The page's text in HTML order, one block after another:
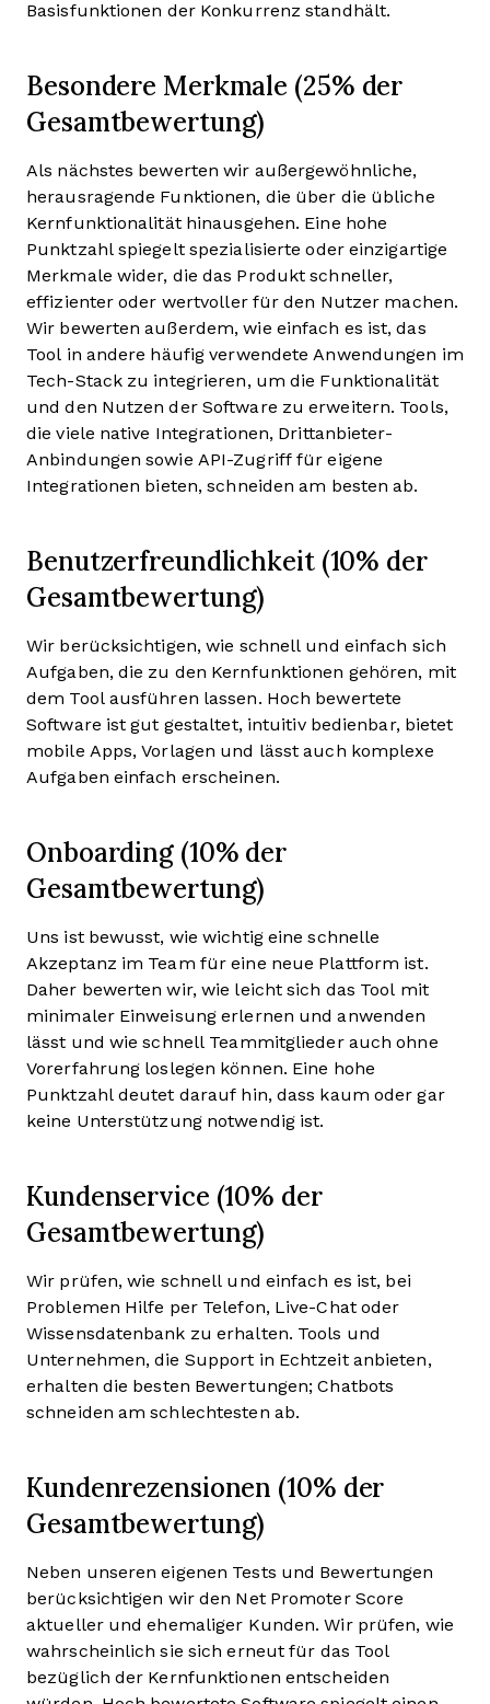
Basisfunktionen der Konkurrenz standhält.
Besondere Merkmale (25% der
Gesamtbewertung)
Als nächstes bewerten wir außergewöhnliche,
herausragende Funktionen, die über die übliche
Kernfunktionalität hinausgehen. Eine hohe
Punktzahl spiegelt spezialisierte oder einzigartige
Merkmale wider, die das Produkt schneller,
effizienter oder wertvoller für den Nutzer machen.
Wir bewerten außerdem, wie einfach es ist, das
Tool in andere häufig verwendete Anwendungen im
Tech-Stack zu integrieren, um die Funktionalität
und den Nutzen der Software zu erweitern. Tools,
die viele native Integrationen, Drittanbieter-
Anbindungen sowie API-Zugriff für eigene
Integrationen bieten, schneiden am besten ab.
Benutzerfreundlichkeit (10% der
Gesamtbewertung)
Wir berücksichtigen, wie schnell und einfach sich
Aufgaben, die zu den Kernfunktionen gehören, mit
dem Tool ausführen lassen. Hoch bewertete
Software ist gut gestaltet, intuitiv bedienbar, bietet
mobile Apps, Vorlagen und lässt auch komplexe
Aufgaben einfach erscheinen.
Onboarding (10% der
Gesamtbewertung)
Uns ist bewusst, wie wichtig eine schnelle
Akzeptanz im Team für eine neue Plattform ist.
Daher bewerten wir, wie leicht sich das Tool mit
minimaler Einweisung erlernen und anwenden
lässt und wie schnell Teammitglieder auch ohne
Vorerfahrung loslegen können. Eine hohe
Punktzahl deutet darauf hin, dass kaum oder gar
keine Unterstützung notwendig ist.
Kundenservice (10% der
Gesamtbewertung)
Wir prüfen, wie schnell und einfach es ist, bei
Problemen Hilfe per Telefon, Live-Chat oder
Wissensdatenbank zu erhalten. Tools und
Unternehmen, die Support in Echtzeit anbieten,
erhalten die besten Bewertungen; Chatbots
schneiden am schlechtesten ab.
Kundenrezensionen (10% der
Gesamtbewertung)
Neben unseren eigenen Tests und Bewertungen
berücksichtigen wir den Net Promoter Score
aktueller und ehemaliger Kunden. Wir prüfen, wie
wahrscheinlich sie sich erneut für das Tool
bezüglich der Kernfunktionen entscheiden